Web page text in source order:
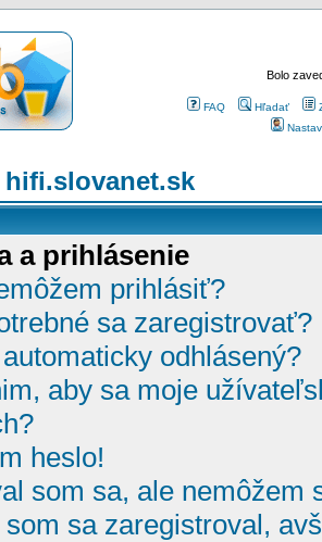
Bolo
FAQ Hľadať
hifi.slovanet.sk
a prihlásenie
prihlásiť?
sa zaregistrovať?
odhlásený?
aby sa moje
heslo!
som sa, ale nemôžem
sa zaregistroval,